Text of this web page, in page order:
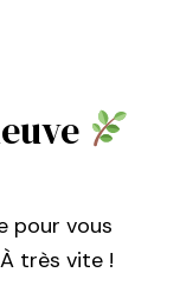
pour vous
très vite !